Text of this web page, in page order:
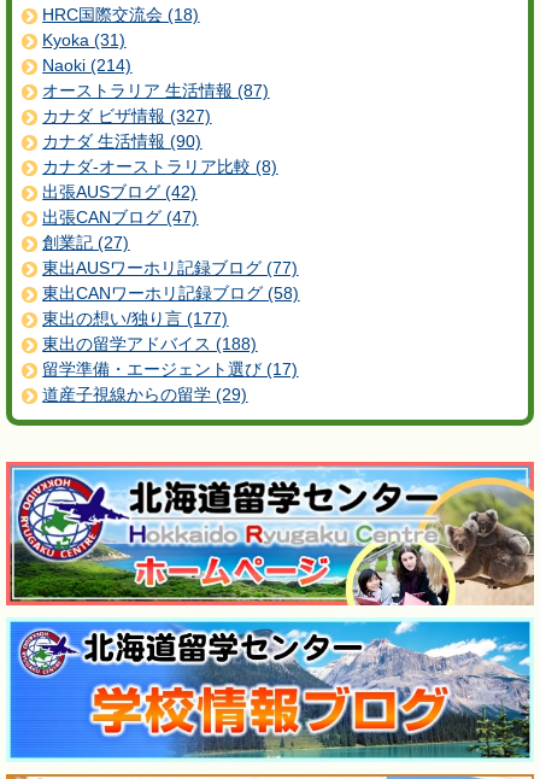
HRC国際交流会 (18)
Kyoka (31)
Naoki (214)
オーストラリア 生活情報 (87)
カナダ ビザ情報 (327)
カナダ 生活情報 (90)
カナダ-オーストラリア比較 (8)
出張AUSブログ (42)
出張CANブログ (47)
創業記 (27)
東出AUSワーホリ記録ブログ (77)
東出CANワーホリ記録ブログ (58)
東出の想い/独り言 (177)
東出の留学アドバイス (188)
留学準備・エージェント選び (17)
道産子視線からの留学 (29)